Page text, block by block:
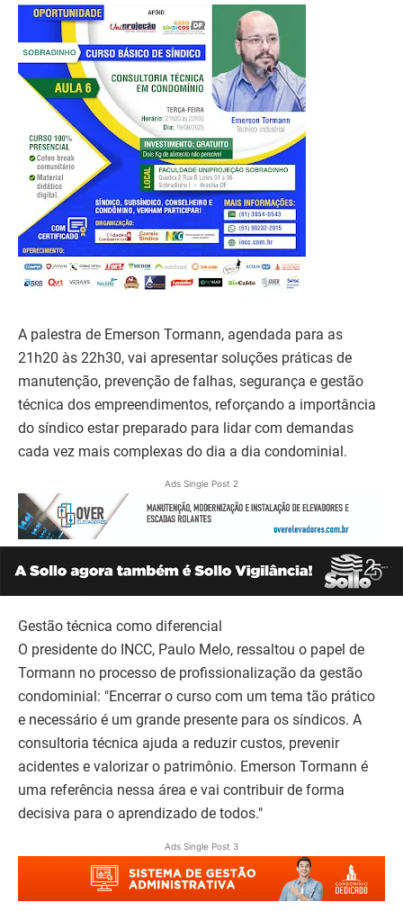
A palestra de Emerson Tormann, agendada para as
21h20 às 22h30, vai apresentar soluções práticas de
manutenção, prevenção de falhas, segurança e gestão
técnica dos empreendimentos, reforçando a importância
do síndico estar preparado para lidar com demandas
cada vez mais complexas do dia a dia condominial.
Ads Single Post 2
Gestão técnica como diferencial
O presidente do INCC, Paulo Melo, ressaltou o papel de
Tormann no processo de profissionalização da gestão
condominial: "Encerrar o curso com um tema tão prático
e necessário é um grande presente para os síndicos. A
consultoria técnica ajuda a reduzir custos, prevenir
acidentes e valorizar o patrimônio. Emerson Tormann é
uma referência nessa área e vai contribuir de forma
decisiva para o aprendizado de todos."
Ads Single Post 3